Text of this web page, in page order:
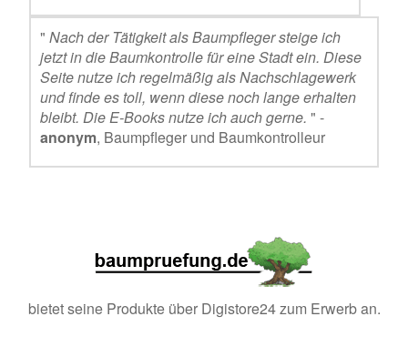
" Nach der Tätigkeit als Baumpfleger steige ich
jetzt in die Baumkontrolle für eine Stadt ein. Diese
Seite nutze ich regelmäßig als Nachschlagewerk
und finde es toll, wenn diese noch lange erhalten
bleibt. Die E-Books nutze ich auch gerne. " -
anonym, Baumpfleger und Baumkontrolleur
bietet seine Produkte über Digistore24 zum Erwerb an.